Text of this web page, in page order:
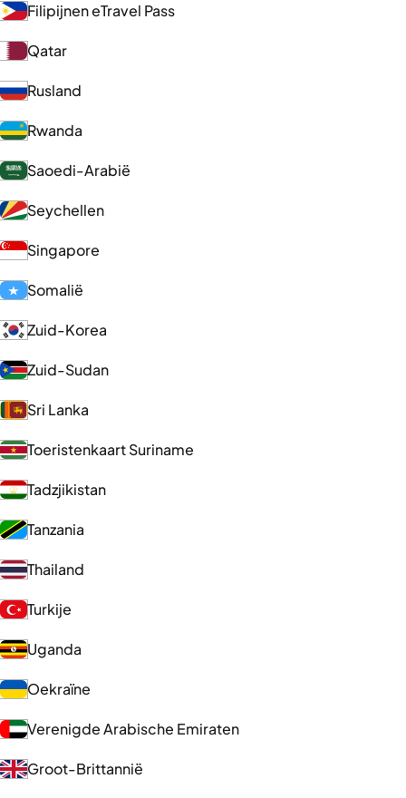
Filipijnen eTravel Pass
Qatar
Rusland
Rwanda
Saoedi-Arabië
Seychellen
Singapore
Somalië
Zuid-Korea
Zuid-Sudan
Sri Lanka
Toeristenkaart Suriname
Tadzjikistan
Tanzania
Thailand
Turkije
Uganda
Oekraïne
Verenigde Arabische Emiraten
Groot-Brittannië